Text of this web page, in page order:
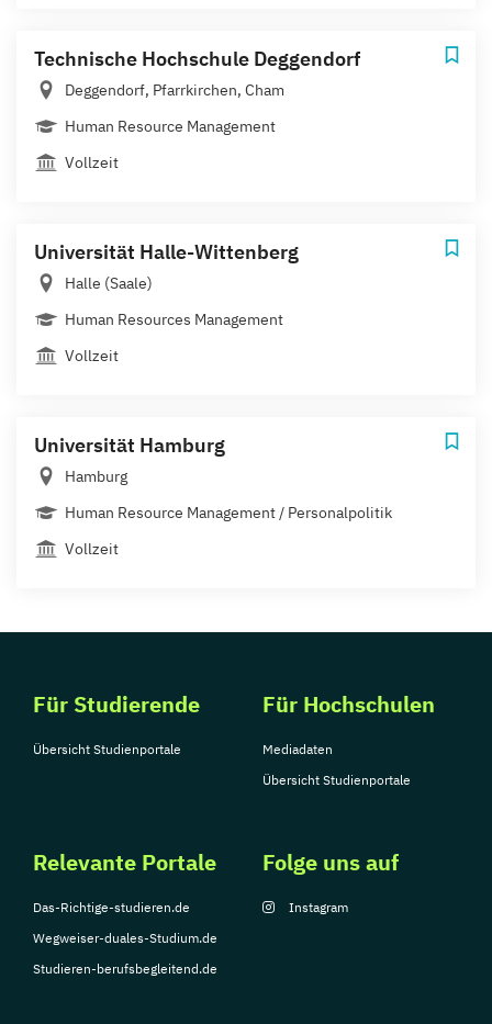
Technische Hochschule Deggendorf
Deggendorf, Pfarrkirchen, Cham
Human Resource Management
Vollzeit
Universität Halle-Wittenberg
Halle (Saale)
Human Resources Management
Vollzeit
Universität Hamburg
Hamburg
Human Resource Management / Personalpolitik
Vollzeit
Für Studierende
Übersicht Studienportale
Für Hochschulen
Mediadaten
Übersicht Studienportale
Relevante Portale
Das-Richtige-studieren.de
Wegweiser-duales-Studium.de
Studieren-berufsbegleitend.de
Folge uns auf
Instagram